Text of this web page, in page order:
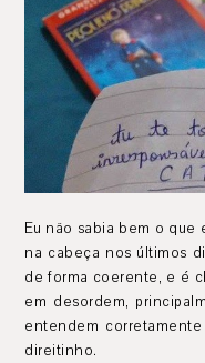
Eu não sabia bem o que
na cabeça nos últimos
de forma coerente, e é
em desordem,
entendem
direitinho.